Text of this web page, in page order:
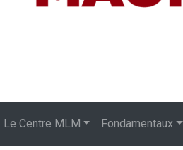
Le Centre MLM Fondamentaux